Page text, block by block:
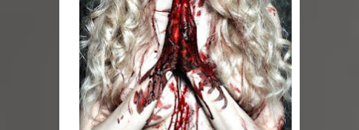
Los Muertos se Levantan (Relato)
Los Monstruos más Buscados
Parte 09: Los Muertos Cuentan
Cuentos